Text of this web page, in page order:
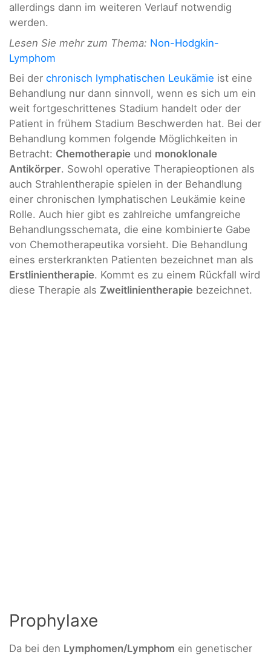
allerdings dann im weiteren Verlauf notwendig
werden.
Lesen Sie mehr zum Thema: Non-Hodgkin-
Lymphom
Bei der chronisch lymphatischen Leukämie ist eine
Behandlung nur dann sinnvoll, wenn es sich um ein
weit fortgeschrittenes Stadium handelt oder der
Patient in frühem Stadium Beschwerden hat. Bei der
Behandlung kommen folgende Möglichkeiten in
Betracht: Chemotherapie und monoklonale
Antikörper. Sowohl operative Therapieoptionen als
auch Strahlentherapie spielen in der Behandlung
einer chronischen lymphatischen Leukämie keine
Rolle. Auch hier gibt es zahlreiche umfangreiche
Behandlungsschemata, die eine kombinierte Gabe
von Chemotherapeutika vorsieht. Die Behandlung
eines ersterkrankten Patienten bezeichnet man als
Erstlinientherapie. Kommt es zu einem Rückfall wird
diese Therapie als Zweitlinientherapie bezeichnet.
Prophylaxe
Da bei den Lymphomen/Lymphom ein genetischer